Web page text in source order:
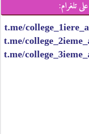
تلغرام:
t.me/
t.me/
t.me/